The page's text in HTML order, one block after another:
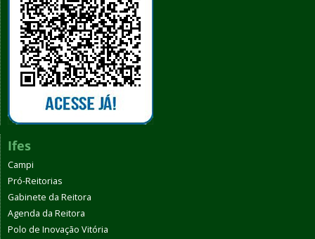
Ifes
Campi
Pró-Reitorias
Gabinete da Reitora
Agenda da Reitora
Polo de Inovação Vitória